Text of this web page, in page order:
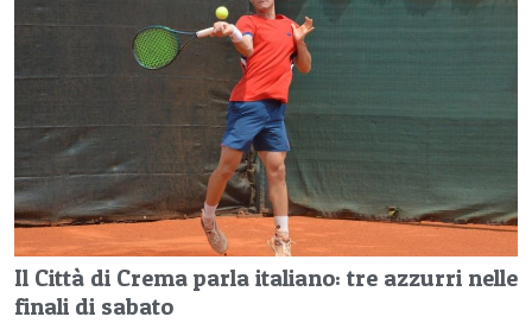
Il Città di Crema parla italiano: tre azzurri nelle
finali di sabato